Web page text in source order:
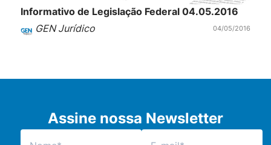
Informativo de Legislação Federal 04.05.2016
GEN Jurídico
04/05/2016
Assine nossa Newsletter